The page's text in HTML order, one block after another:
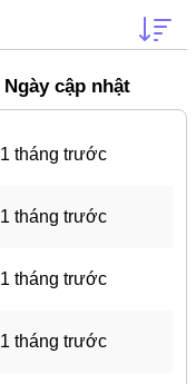
Ngày cập nhật
1 tháng trước
1 tháng trước
1 tháng trước
1 tháng trước